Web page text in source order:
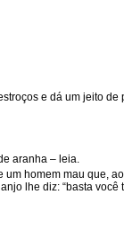
e dá um jeito de
aranha – leia.
um homem mau que,
lhe diz: “basta você